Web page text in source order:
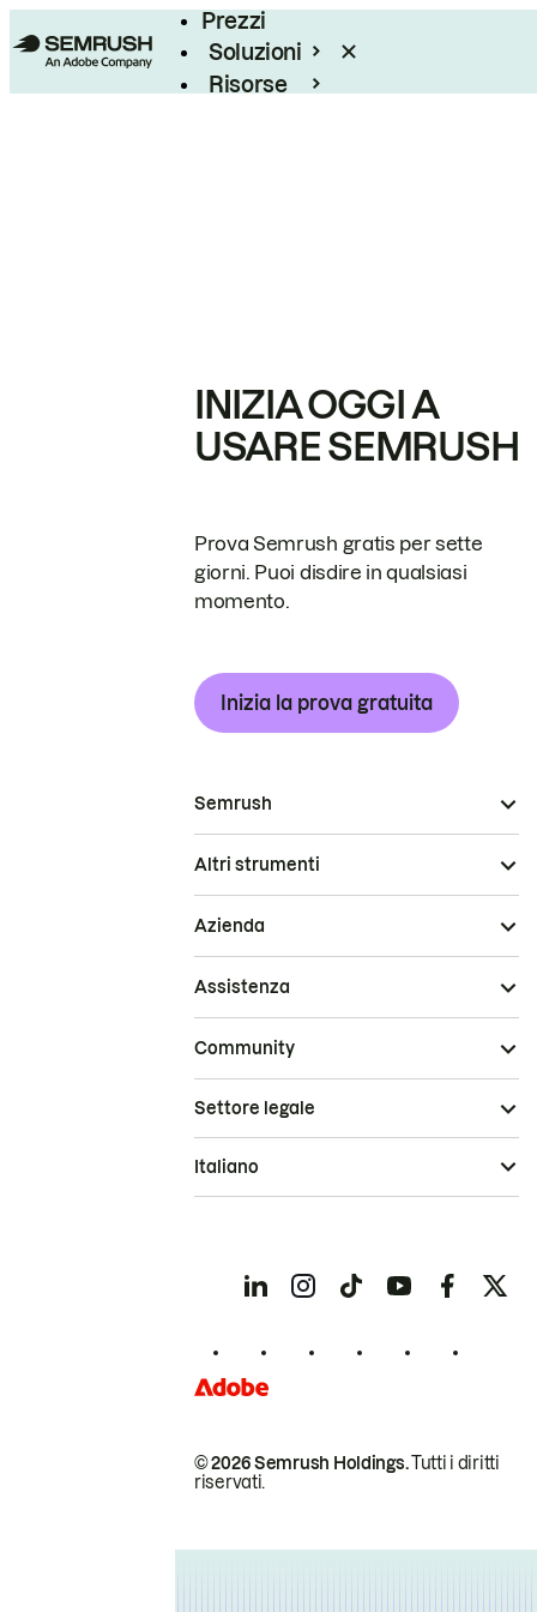
Prezzi
Soluzioni
Risorse
INIZIA OGGI A
USARE SEMRUSH
Prova Semrush gratis per sette
giorni. Puoi disdire in qualsiasi
momento.
Inizia la prova gratuita
Semrush
Altri strumenti
Azienda
Assistenza
Community
© 2026 Semrush Holdings.Tutti i diritti
riservati.
Settore legale
Italiano